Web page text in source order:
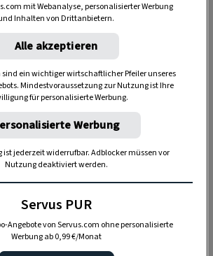
Anzeige
mit Webanalyse, personalisierter Werbung
Inhalten von Drittanbietern.
Alle akzeptieren
ein wichtiger wirtschaftlicher Pfeiler unseres
Mindestvoraussetzung zur Nutzung ist Ihre
für personalisierte Werbung.
Werbung
jederzeit widerrufbar. Adblocker müssen vor
Nutzung deaktiviert werden.
Servus PUR
Angebote von Servus.com ohne personalisierte
Werbung ab 0,99 €/Monat